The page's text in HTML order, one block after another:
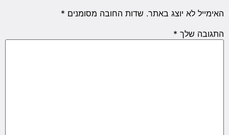
האימייל לא יוצג באתר. שדות החובה מסומנים *
התגובה שלך *